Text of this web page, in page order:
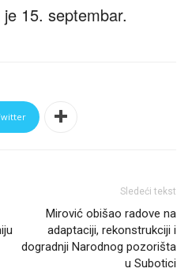
15. septembar.
Sledeći tekst
Mirović obišao radove na
adaptaciji, rekonstrukciji i
dogradnji Narodnog pozorišta
u Subotici